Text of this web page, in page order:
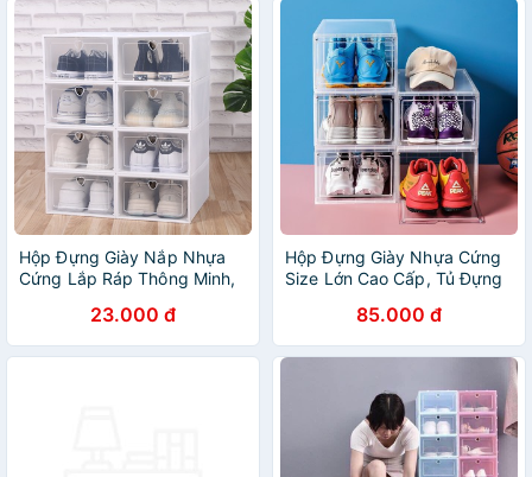
Hộp Đựng Giày Nắp Nhựa
Cứng Lắp Ráp Thông Minh,
23.000 đ
Hộp Đựng Giày Nhựa Cứng
Size Lớn Cao Cấp, Tủ Đựng
Ráp Thông Minh
85.000 đ